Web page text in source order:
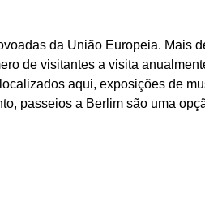
da União Europeia. Mais
de visitantes a visita
aqui, exposições de
passeios a Berlim são uma